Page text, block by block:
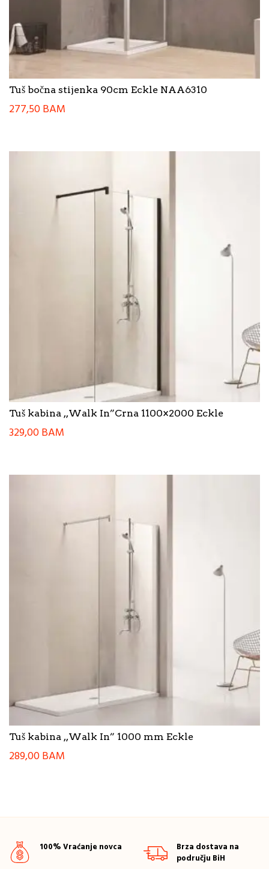
Tuš bočna stijenka 90cm Eckle NAA6310
277,50BAM
Tuš kabina ,,Walk In”Crna 1100×2000 Eckle
329,00BAM
Tuš kabina ,,Walk In” 1000 mm Eckle
289,00BAM
100% Vraćanje novca
Brza dostava na
području BiH